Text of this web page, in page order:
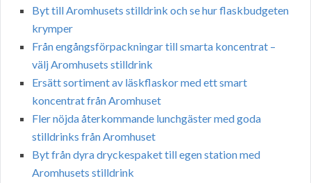
Byt till Aromhusets stilldrink och se hur flaskbudgeten
krymper
Från engångsförpackningar till smarta koncentrat –
välj Aromhusets stilldrink
Ersätt sortiment av läskflaskor med ett smart
koncentrat från Aromhuset
Fler nöjda återkommande lunchgäster med goda
stilldrinks från Aromhuset
Byt från dyra dryckespaket till egen station med
Aromhusets stilldrink